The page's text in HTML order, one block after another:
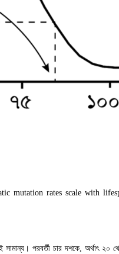
mutation rates scale with
পরবর্তী চার দশকে,অর্থাৎ ২০